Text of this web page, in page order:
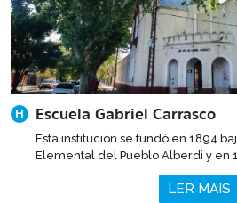
H Escuela Gabriel Carrasco
Esta institución se fundó en 1894
Elemental del Pueblo Alberdi y en
LER MAIS